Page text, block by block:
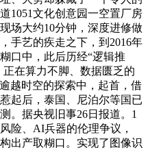
1051文化创意园一空置厂房
场大约10分钟，深度进修做
手艺的疾走之下，到2016年
口中，此后历经“逻辑推
在算力不脚、数据匮乏的
越时空的探索中，起首，借
起后，泰国、尼泊尔等国已
。据央视旧事26日报道。1
险、AI兵器的伦理争议，
出产取糊口。实现了图像识